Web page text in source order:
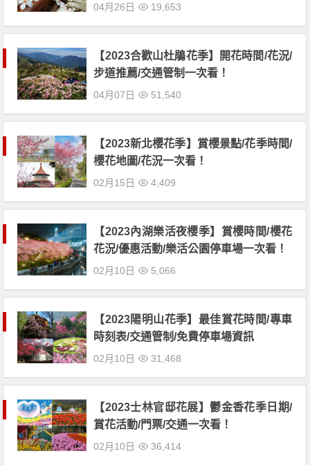
04月26日 19,653
【2023合歡山杜鵑花季】開花時間/花況/
步道推薦/交通管制一次看！
04月07日 51,540
【2023新北櫻花季】賞櫻景點/花季時間/
櫻花地圖/花況一次看！
02月15日 4,409
【2023內湖樂活夜櫻季】賞櫻時間/櫻花
花況/優惠活動/樂活公園停車場一次看！
02月10日 5,066
【2023陽明山花季】最佳賞花時間/專車
時刻表/交通管制/免費停車場資訊
02月10日 31,468
【2023士林官邸花展】鬱金香花季日期/
賞花活動/門票/交通一次看！
02月10日 36,414